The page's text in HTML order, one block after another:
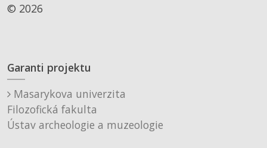
© 2026
Garanti projektu
Masarykova univerzita
Filozofická fakulta
Ústav archeologie a muzeologie